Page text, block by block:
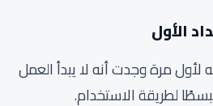
الأول
لأول مرة وجدت أنه لا يبدأ العمل
لطريقة الاستخدام.